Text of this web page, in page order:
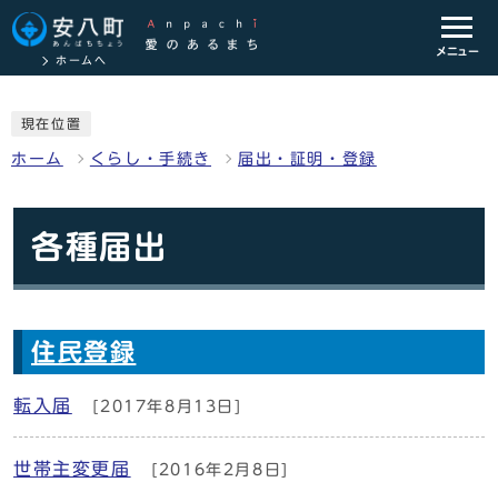
ホームへ
メニュー
現在位置
ホーム くらし・手続き 届出・証明・登録
各種届出
住民登録
転入届 [2017年8月13日]
世帯主変更届 [2016年2月8日]